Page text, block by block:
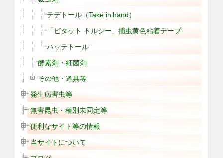
テデトール（Take in hand）
「ピタット トルシー」捕虫黄色粘着テープ
ハッテトール
酵素剤・細菌剤
その他・道具等
発生病害虫等
無害昆虫・種別未同定等
便利なサイト等の情報
当サイトについて